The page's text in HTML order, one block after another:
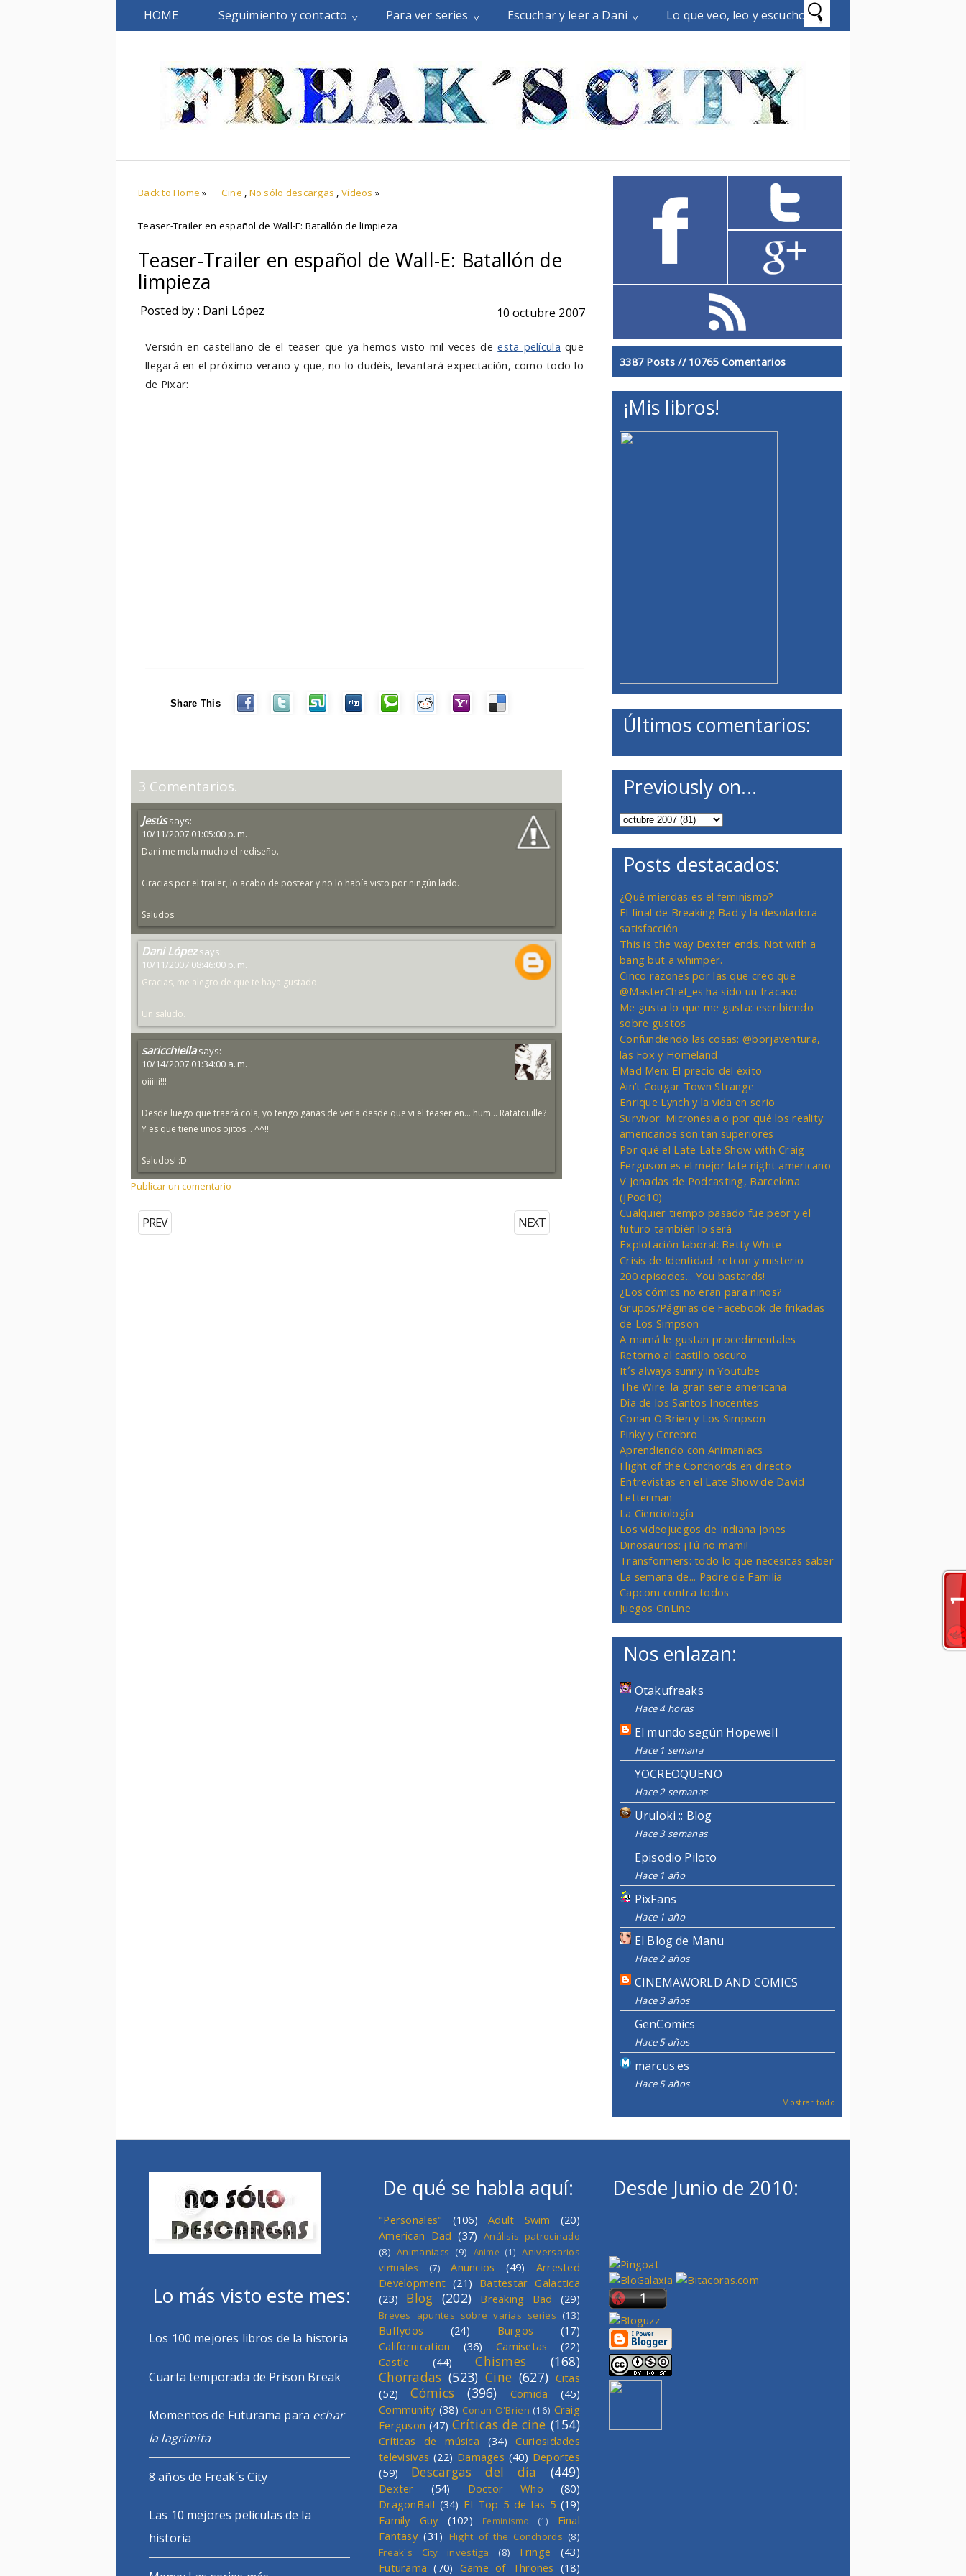
HOME Seguimiento y contacto Para ver series Escuchar y leer a Dani Lo que veo, leo y escucho
Back to Home » Cine , No sólo descargas , Vídeos »
Teaser-Trailer en español de Wall-E: Batallón de limpieza
Teaser-Trailer en español de Wall-E: Batallón de
limpieza
Posted by : Dani López 10 octubre 2007
Versión en castellano de el teaser que ya hemos visto mil veces deesta película que
llegará en el próximo verano y que, no lo dudéis, levantará expectación, como todo lo
de Pixar:
Share This
3 Comentarios.
Jesús says:
10/11/2007 01:05:00 p. m.
Dani me mola mucho el rediseño.
Gracias por el trailer, lo acabo de postear y no lo había visto por ningún lado.
Saludos
Dani López says:
10/11/2007 08:46:00 p. m.
Gracias, me alegro de que te haya gustado.
Un saludo.
saricchiella says:
10/14/2007 01:34:00 a. m.
oiiiiii!!!
Desde luego que traerá cola, yo tengo ganas de verla desde que vi el teaser en... hum... Ratatouille?
Y es que tiene unos ojitos... ^^!!
Saludos! :D
Publicar un comentario
NEXT
PREV
3387 Posts // 10765 Comentarios
¡Mis libros!
Últimos comentarios:
Previously on...
Posts destacados:
¿Qué mierdas es el feminismo?
El final de Breaking Bad y la desoladora
satisfacción
This is the way Dexter ends. Not with a
bang but a whimper.
Cinco razones por las que creo que
@MasterChef_es ha sido un fracaso
Me gusta lo que me gusta: escribiendo
sobre gustos
Confundiendo las cosas: @borjaventura,
las Fox y Homeland
Mad Men: El precio del éxito
Ain’t Cougar Town Strange
Enrique Lynch y la vida en serio
Survivor: Micronesia o por qué los reality
americanos son tan superiores
Por qué el Late Late Show with Craig
Ferguson es el mejor late night americano
V Jonadas de Podcasting, Barcelona
(jPod10)
Cualquier tiempo pasado fue peor y el
futuro también lo será
Explotación laboral: Betty White
Crisis de Identidad: retcon y misterio
200 episodes... You bastards!
¿Los cómics no eran para niños?
Grupos/Páginas de Facebook de frikadas
de Los Simpson
A mamá le gustan procedimentales
Retorno al castillo oscuro
It´s always sunny in Youtube
The Wire: la gran serie americana
Día de los Santos Inocentes
Conan O'Brien y Los Simpson
Pinky y Cerebro
Aprendiendo con Animaniacs
Flight of the Conchords en directo
Entrevistas en el Late Show de David
Letterman
La Cienciología
Los videojuegos de Indiana Jones
Dinosaurios: ¡Tú no mami!
Transformers: todo lo que necesitas saber
La semana de... Padre de Familia
Capcom contra todos
Juegos OnLine
Nos enlazan:
Otakufreaks
Hace 4 horas
El mundo según Hopewell
Hace 1 semana
YOCREOQUENO
Hace 2 semanas
Uruloki :: Blog
Hace 3 semanas
Episodio Piloto
Hace 1 año
PixFans
Hace 1 año
El Blog de Manu
Hace 2 años
CINEMAWORLD AND COMICS
Hace 3 años
GenComics
Hace 5 años
marcus.es
Hace 5 años
Mostrar todo
Lo más visto este mes:
Los 100 mejores libros de la historia
Cuarta temporada de Prison Break
Momentos de Futurama para echar
la lagrimita
8 años de Freak´s City
Las 10 mejores películas de la
historia
De qué se habla aquí:
"Personales" (106) Adult Swim
(20)
American Dad (37) Análisis patrocinado
(8) Animaniacs (9) Anime (1) Aniversarios
virtuales
(7) Anuncios (49)
Arrested
Development (21) Battestar Galactica
(23)
Blog (202) Breaking Bad (29)
Breves apuntes sobre varias series (13)
Buffydos (24) Burgos
(17)
Californication
(36) Camisetas
(22)
Castle
(44) Chismes
(168)
Chorradas (523) Cine (627) Citas
(52)
Cómics (396) Comida
(45)
Community (38) Conan O'Brien (16) Craig
Ferguson (47) Críticas de cine (154)
Críticas de música (34)
Curiosidades
televisivas (22) Damages (40) Deportes
(59)
Descargas del día (449)
Dexter (54) Doctor Who
(80)
DragonBall (34) El Top 5 de las 5 (19)
Family Guy
(102) Feminismo (1)
Final
Fantasy (31) Flight of the Conchords (8)
Freak´s City investiga
(8) Fringe
(43)
Futurama (70) Game of Thrones (18)
Desde Junio de 2010: